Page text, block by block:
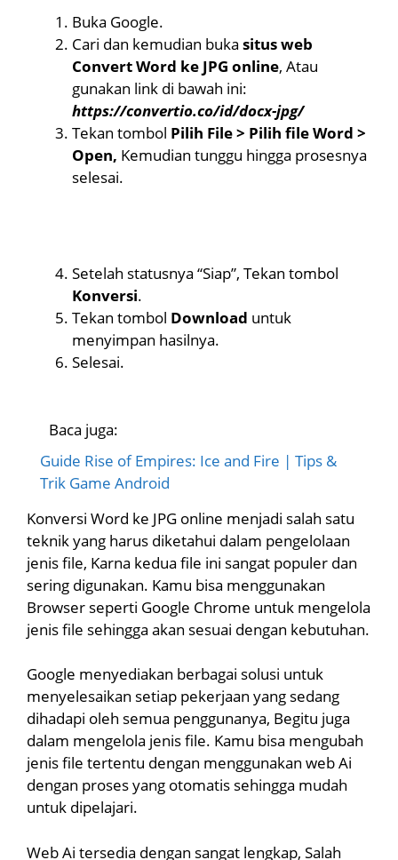
Buka Google.
Cari dan kemudian buka situs web
Convert Word ke JPG online, Atau
gunakan link di bawah ini:
https://convertio.co/id/docx-jpg/
Tekan tombol Pilih File > Pilih file Word >
Open, Kemudian tunggu hingga prosesnya
selesai.
Setelah statusnya “Siap”, Tekan tombol
Konversi.
Tekan tombol Download untuk
menyimpan hasilnya.
Selesai.
Baca juga:
Guide Rise of Empires: Ice and Fire | Tips &
Trik Game Android
Konversi Word ke JPG online menjadi salah satu
teknik yang harus diketahui dalam pengelolaan
jenis file, Karna kedua file ini sangat populer dan
sering digunakan. Kamu bisa menggunakan
Browser seperti Google Chrome untuk mengelola
jenis file sehingga akan sesuai dengan kebutuhan.
Google menyediakan berbagai solusi untuk
menyelesaikan setiap pekerjaan yang sedang
dihadapi oleh semua penggunanya, Begitu juga
dalam mengelola jenis file. Kamu bisa mengubah
jenis file tertentu dengan menggunakan web Ai
dengan proses yang otomatis sehingga mudah
untuk dipelajari.
Web Ai tersedia dengan sangat lengkap, Salah